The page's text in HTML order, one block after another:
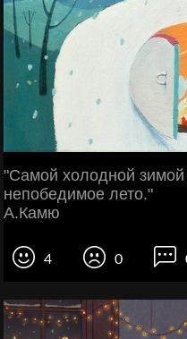
"Самой холодной
непобедимое лето."
А.Камю
4 0